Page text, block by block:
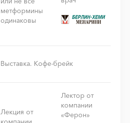
метформины
одинаковы
Выставка. Кофе-брейк
Лекция от
Лектор от
компании
«Ферон»